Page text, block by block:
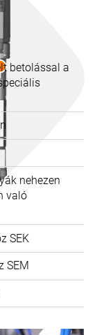
betolással a
nehezen
való
SEK
SEM